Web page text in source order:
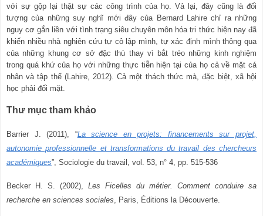
với sự gộp lại thật sự các công trình của họ. Vả lại, đây cũng là đối
tượng của những suy nghĩ mới đây của Bernard Lahire chỉ ra những
nguy cơ gắn liền với tình trạng siêu chuyên môn hóa tri thức hiện nay đã
khiến nhiều nhà nghiên cứu tự cô lập mình, tự xác định mình thông qua
của những khung cơ sở đặc thù thay vì bắt tréo những kinh nghiệm
trong quá khứ của họ với những thực tiễn hiện tại của họ cả về mặt cá
nhân và tập thể (Lahire, 2012). Cả một thách thức mà, đặc biệt, xã hội
học phải đối mặt.
Thư mục tham khảo
Barrier J. (2011), “La science en projets: financements sur projet,
autonomie professionnelle et transformations du travail des chercheurs
académiques”, Sociologie du travail, vol. 53, n° 4, pp. 515-536
Becker H. S. (2002), Les Ficelles du métier. Comment conduire sa
recherche en sciences sociales, Paris, Éditions la Découverte.